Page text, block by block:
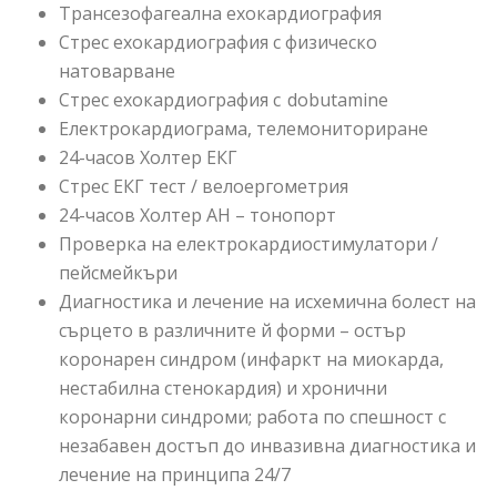
Трансезофагеална ехокардиография
Стрес ехокардиография с физическо
натоварване
Стрес ехокардиография с dobutamine
Електрокардиограма, телемониториране
24-часов Холтер ЕКГ
Стрес ЕКГ тест / велоергометрия
24-часов Холтер АН – тонопорт
Проверка на електрокардиостимулатори /
пейсмейкъри
Диагностика и лечение на исхемична болест на
сърцето в различните й форми – остър
коронарен синдром (инфаркт на миокарда,
нестабилна стенокардия) и хронични
коронарни синдроми; работа по спешност с
незабавен достъп до инвазивна диагностика и
лечение на принципа 24/7